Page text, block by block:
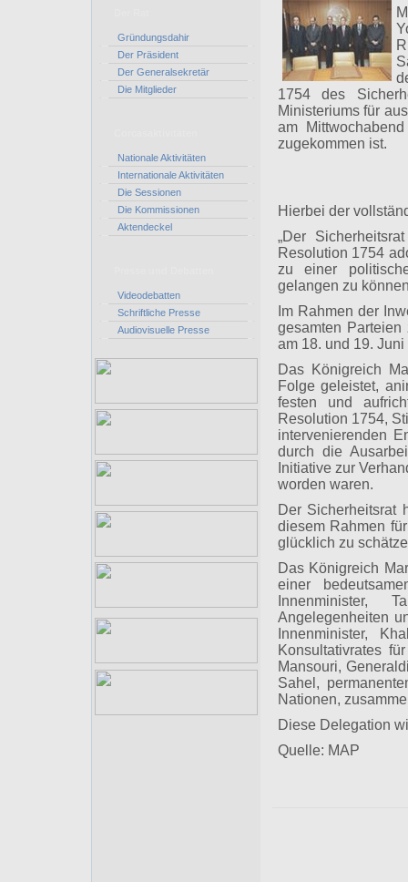
Gründungsdahir
Der Präsident
Der Generalsekretär
Die Mitglieder
Nationale Aktivitäten
Internationale Aktivitäten
Die Sessionen
Die Kommissionen
Aktendeckel
Videodebatten
Schriftliche Presse
Audiovisuelle Presse
1754 des
Ministeriums für
am
zugekommen ist.
Hierbei der
„Der
Resolution 1754
zu einer
gelangen zu
Im Rahmen der
gesamten
am 18. und 19.
Das Königreich
Folge geleistet,
festen und
Resolution 1754,
intervenierenden
durch die
Initiative zur
worden waren.
Der Sicherheitsrat
diesem Rahmen
glücklich zu
Das Königreich
einer
Innenminister,
Angelegenheiten
Innenminister,
Konsultativrates
Mansouri,
Sahel,
Nationen,
Diese Delegation
Quelle: MAP